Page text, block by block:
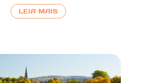
LEIA MAIS